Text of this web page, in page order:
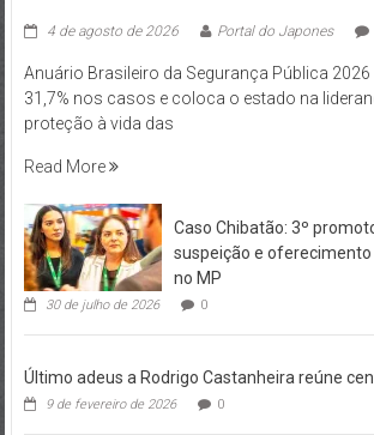
4 de agosto de 2026 Portal do Japones
Anuário Brasileiro da Segurança Pública
31,7% nos casos e coloca o estado na
proteção à vida das
Read More
Caso Chibatão: 3º
suspeição e
no MP
30 de julho de 2026 0
Último adeus a Rodrigo Castanheira reúne
9 de fevereiro de 2026 0